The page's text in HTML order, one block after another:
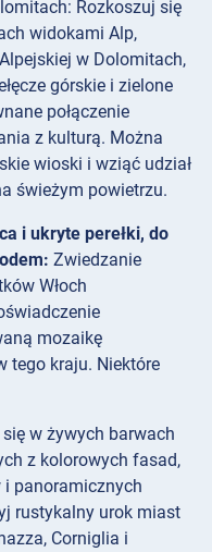
Rozkoszuj się
widokami Alp,
w Dolomitach,
górskie i zielone
połączenie
z kulturą. Można
wioski i wziąć udział
świeżym powietrzu.
i ukryte perełki, do
Zwiedzanie
Włoch
mozaikę
tego kraju. Niektóre
w żywych barwach
z kolorowych fasad,
panoramicznych
rustykalny urok miast
Corniglia i